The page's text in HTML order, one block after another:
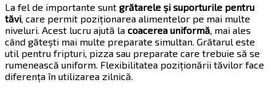
La fel de importante sunt grătarele și suporturile pentru
tăvi, care permit poziționarea alimentelor pe mai multe
niveluri. Acest lucru ajută la coacerea uniformă, mai ales
când gătești mai multe preparate simultan. Grătarul este
util pentru fripturi, pizza sau preparate care trebuie să se
rumenească uniform. Flexibilitatea poziționării tăvilor face
diferența în utilizarea zilnică.